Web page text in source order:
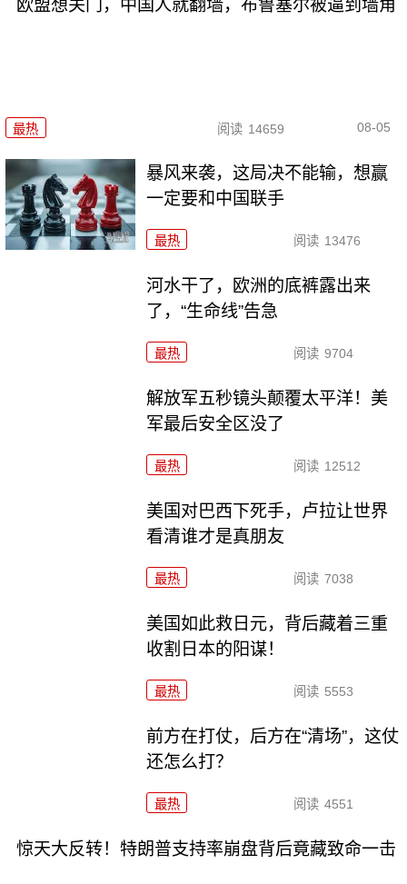
欧盟想关门，中国人就翻墙，布鲁塞尔被逼到墙角
最热 阅读 14659 08-05
暴风来袭，这局决不能输，想赢
一定要和中国联手
最热 阅读 13476
河水干了，欧洲的底裤露出来
了，“生命线”告急
最热 阅读 9704
解放军五秒镜头颠覆太平洋！美
军最后安全区没了
最热 阅读 12512
美国对巴西下死手，卢拉让世界
看清谁才是真朋友
最热 阅读 7038
美国如此救日元，背后藏着三重
收割日本的阳谋！
最热 阅读 5553
前方在打仗，后方在“清场”，这仗
还怎么打？
最热 阅读 4551
惊天大反转！特朗普支持率崩盘背后竟藏致命一击